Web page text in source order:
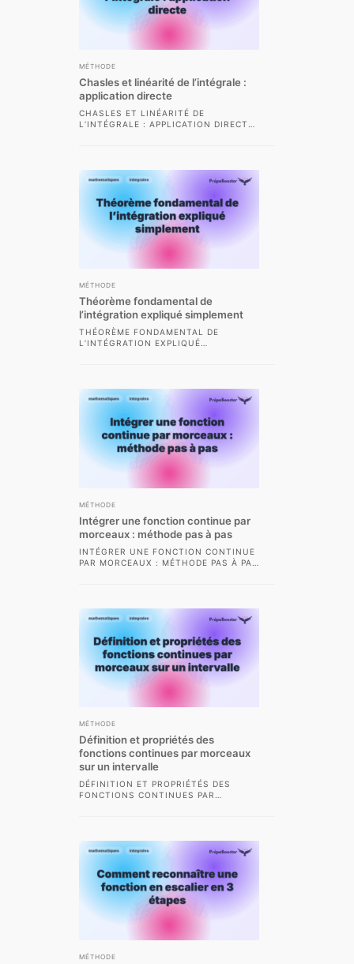
MÉTHODE
Chasles et linéarité de l’intégrale :
application directe
CHASLES ET LINÉARITÉ DE
L’INTÉGRALE : APPLICATION DIRECTE
MÉTHODE
Théorème fondamental de
l’intégration expliqué simplement
THÉORÈME FONDAMENTAL DE
L’INTÉGRATION EXPLIQUÉ
L’INTÉGRATION EST UN...
MÉTHODE
Intégrer une fonction continue par
morceaux : méthode pas à pas
INTÉGRER UNE FONCTION CONTINUE
PAR MORCEAUX : MÉTHODE PAS À PAS
MÉTHODE
Définition et propriétés des
fonctions continues par morceaux
sur un intervalle
DÉFINITION ET PROPRIÉTÉS DES
FONCTIONS CONTINUES PAR
MÉTHODE